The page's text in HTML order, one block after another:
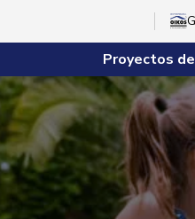
Proyectos